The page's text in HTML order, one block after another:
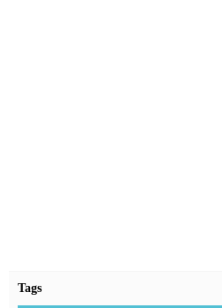
Tags